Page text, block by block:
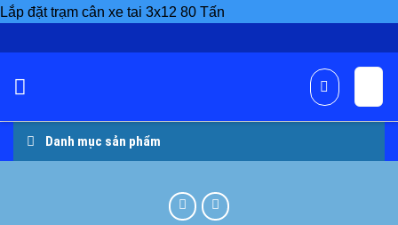
Lắp đặt trạm cân xe tai 3x12 80 Tấn
content
Danh mục sản phẩm